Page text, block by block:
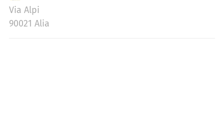
Via Alpi
90021 Alia